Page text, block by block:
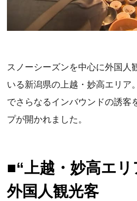
スノーシーズンを中心に外国人
いる新潟県の上越・妙高エリア
でさらなるインバウンドの誘客
プが開かれました。
■“上越・妙高エ
外国人観光客